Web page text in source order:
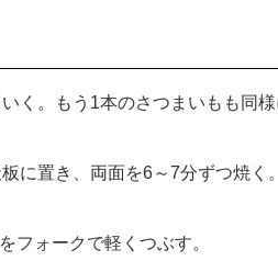
く。もう1本のさつまいもも同様
に置き、両面を6～7分ずつ焼く
フォークで軽くつぶす。